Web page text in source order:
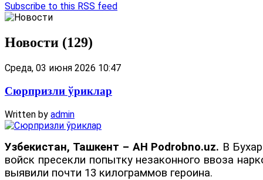
Subscribe to this RSS feed
Новости (129)
Среда, 03 июня 2026 10:47
Сюрпризли ўриклар
Written by admin
Узбекистан, Ташкент – АН Podrobno.uz. В
войск пресекли попытку незаконного ввоза
выявили почти 13 килограммов героина.